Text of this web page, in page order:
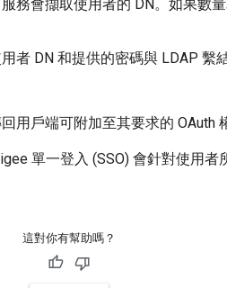
務會擷取使用者的 DN。如果數
者 DN 和提供的密碼與 LDAP 繫
用戶端可附加至其要求的 OAuth
單一登入 (SSO) 會針對使用者
這對你有幫助嗎？